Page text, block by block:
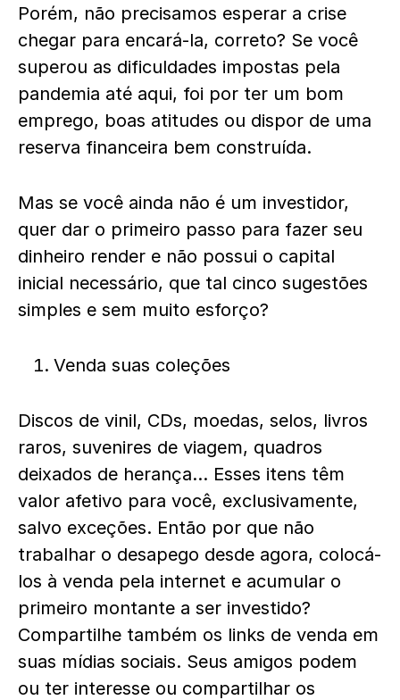
Porém, não precisamos esperar a crise
chegar para encará-la, correto? Se você
superou as dificuldades impostas pela
pandemia até aqui, foi por ter um bom
emprego, boas atitudes ou dispor de uma
reserva financeira bem construída.
Mas se você ainda não é um investidor,
quer dar o primeiro passo para fazer seu
dinheiro render e não possui o capital
inicial necessário, que tal cinco sugestões
simples e sem muito esforço?
Venda suas coleções
Discos de vinil, CDs, moedas, selos, livros
raros, suvenires de viagem, quadros
deixados de herança… Esses itens têm
valor afetivo para você, exclusivamente,
salvo exceções. Então por que não
trabalhar o desapego desde agora, colocá-
los à venda pela internet e acumular o
primeiro montante a ser investido?
Compartilhe também os links de venda em
suas mídias sociais. Seus amigos podem
ou ter interesse ou compartilhar os